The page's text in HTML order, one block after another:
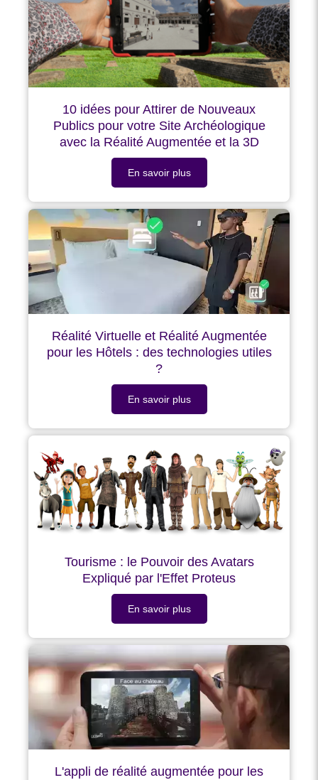
10 idées pour Attirer de Nouveaux
Publics pour votre Site Archéologique
avec la Réalité Augmentée et la 3D
En savoir plus
Réalité Virtuelle et Réalité Augmentée
pour les Hôtels : des technologies utiles
?
En savoir plus
Tourisme : le Pouvoir des Avatars
Expliqué par l'Effet Proteus
En savoir plus
L'appli de réalité augmentée pour les